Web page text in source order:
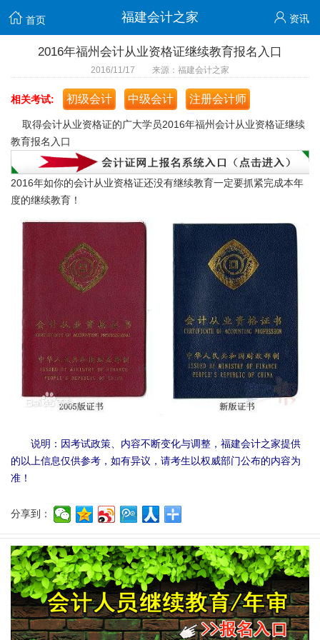
首页 福建会计之家 资讯
2016年福州会计从业资格证继续教育报名入口
2016/11/17 来源：福建会计之家
相关考试: 初级会计 中级会计 注册会计师
取得会计从业资格证的广大学员2016年福州会计从业资格证继续
教育报名入口
2016年如你的会计从业资格证还没有继续教育一定要抓紧完成本年
度的继续教育！
说明：因考试政策、内容不断变化与调整，福建会计之家提供
的以上信息仅供参考，如有异议，请考生以权威部门公布的内容为
准！
分享到：